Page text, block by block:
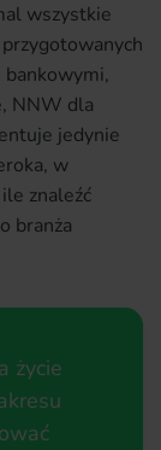
wszystkie
NNW dla
jedynie
w
znaleźć
branża
życie